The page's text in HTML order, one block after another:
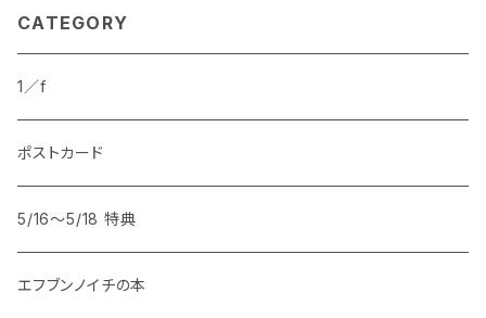
CATEGORY
1／f
ポストカード
5/16〜5/18 特典
エフブンノイチの本